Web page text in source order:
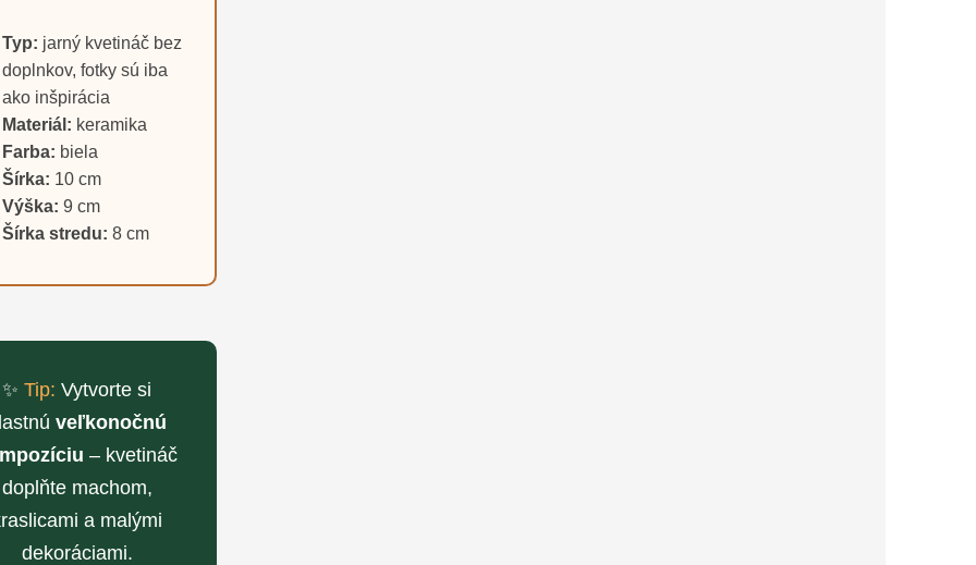
Typ: jarný kvetináč bez
doplnkov, fotky sú iba
ako inšpirácia
Materiál: keramika
Farba: biela
Šírka: 10 cm
Výška: 9 cm
Šírka stredu: 8 cm
✨ Tip: Vytvorte si
veľkonočnú
– kvetináč
doplňte machom,
a malými
dekoráciami.